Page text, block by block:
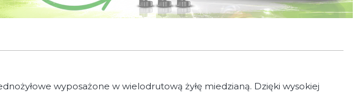
wyposażone w wielodrutową żyłę miedzianą. Dzięki wysokiej